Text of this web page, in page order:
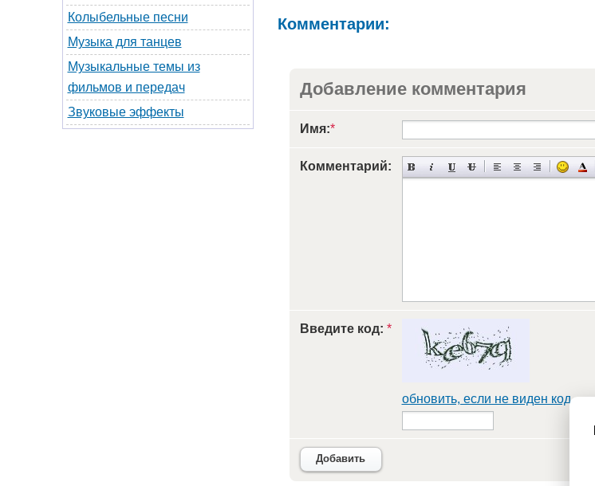
Колыбельные песни
Музыка для танцев
Музыкальные темы из
фильмов и передач
Звуковые эффекты
Комментарии:
Добавление комментария
Имя:*
Комментарий:
Введите код: *
обновить, если не виден код
Добавить